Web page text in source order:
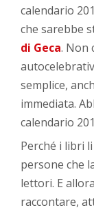
calendario
che sarebbe
di Geca. Non
semplice,
immediata.
calendario
Perché i libri
persone che
lettori. E
raccontare,